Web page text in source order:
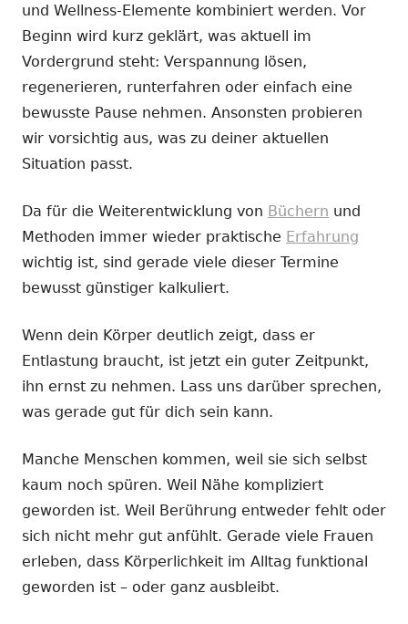
und Wellness-Elemente kombiniert werden. Vor
Beginn wird kurz geklärt, was aktuell im
Vordergrund steht: Verspannung lösen,
regenerieren, runterfahren oder einfach eine
bewusste Pause nehmen. Ansonsten probieren
wir vorsichtig aus, was zu deiner aktuellen
Situation passt.
Da für die Weiterentwicklung von Büchern und
Methoden immer wieder praktische Erfahrung
wichtig ist, sind gerade viele dieser Termine
bewusst günstiger kalkuliert.
Wenn dein Körper deutlich zeigt, dass er
Entlastung braucht, ist jetzt ein guter Zeitpunkt,
ihn ernst zu nehmen. Lass uns darüber sprechen,
was gerade gut für dich sein kann.
Manche Menschen kommen, weil sie sich selbst
kaum noch spüren. Weil Nähe kompliziert
geworden ist. Weil Berührung entweder fehlt oder
sich nicht mehr gut anfühlt. Gerade viele Frauen
erleben, dass Körperlichkeit im Alltag funktional
geworden ist – oder ganz ausbleibt.